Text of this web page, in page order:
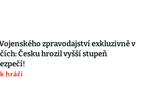
zpravodajství exkluzivně v
Česku hrozil vyšší stupeň
hráči